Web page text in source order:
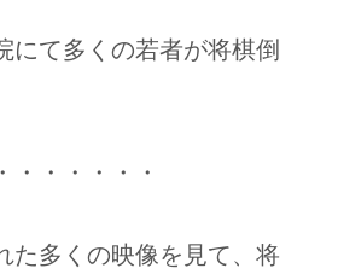
にて多くの若者が将棋倒
・・・・・・
た多くの映像を見て、将